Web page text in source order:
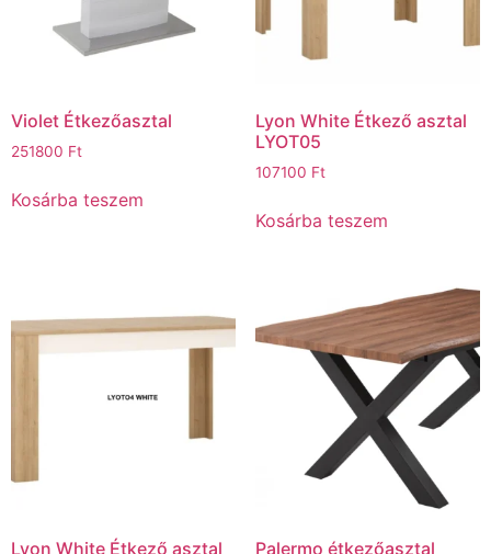
Violet Étkezőasztal
251800 Ft
Kosárba teszem
Lyon White Étkező asztal
LYOT05
107100 Ft
Kosárba teszem
Lyon White Étkező asztal
Palermo étkezőasztal